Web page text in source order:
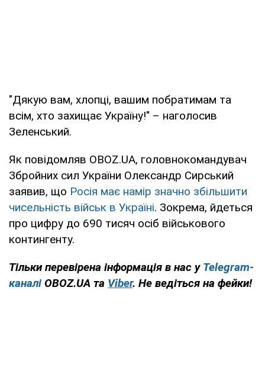
"Дякую вам, хлопці, вашим побратимам та
всім, хто захищає Україну!" – наголосив
Зеленський.
Як повідомляв OBOZ.UA, головнокомандувач
Збройних сил України Олександр Сирський
заявив, що Росія має намір значно збільшити
чисельність військ в Україні. Зокрема, йдеться
про цифру до 690 тисяч осіб військового
контингенту.
Тільки перевірена інформація в нас у Telegram-
каналі OBOZ.UA та Viber. Не ведіться на фейки!